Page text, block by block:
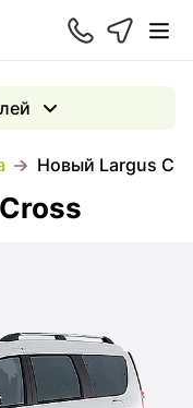
Новый Largus